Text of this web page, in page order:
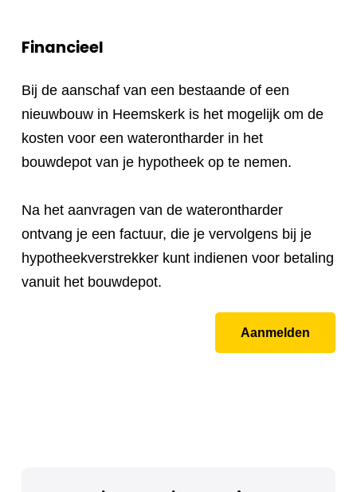
Financieel
Bij de aanschaf van een bestaande of een
nieuwbouw in Heemskerk is het mogelijk om de
kosten voor een waterontharder in het
bouwdepot van je hypotheek op te nemen.
Na het aanvragen van de waterontharder
ontvang je een factuur, die je vervolgens bij je
hypotheekverstrekker kunt indienen voor betaling
vanuit het bouwdepot.
Aanmelden